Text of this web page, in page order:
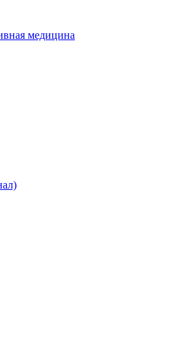
медицина